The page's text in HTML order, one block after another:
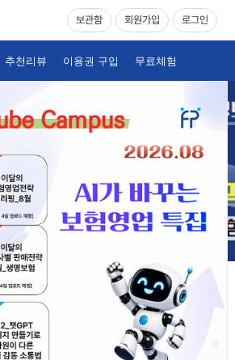
보관함 회원가입 로그인
추천리뷰 이용권 구입 무료체험
어떤 강의를 찾고 계신가요? #전체